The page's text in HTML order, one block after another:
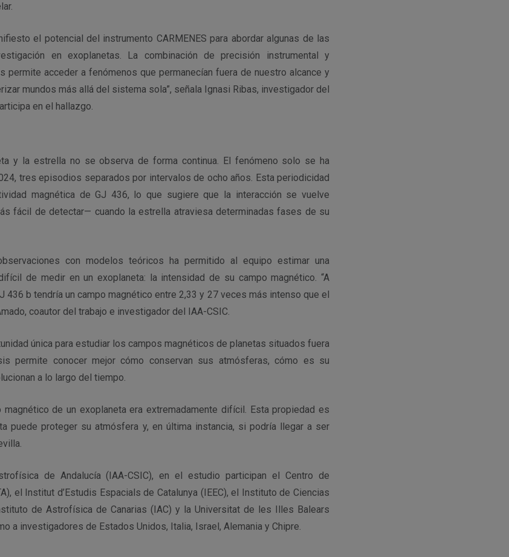
el potencial del instrumento CARMENES para abordar algunas de las
en exoplanetas. La combinación de precisión instrumental y
permite acceder a fenómenos que permanecían fuera de nuestro alcance y
mundos más allá del sistema sola”, señala Ignasi Ribas, investigador del
en el hallazgo.
y la estrella no se observa de forma continua. El fenómeno solo se ha
tres episodios separados por intervalos de ocho años. Esta periodicidad
magnética de GJ 436, lo que sugiere que la interacción se vuelve
fácil de detectar— cuando la estrella atraviesa determinadas fases de su
con modelos teóricos ha permitido al equipo estimar una
de medir en un exoplaneta: la intensidad de su campo magnético. “A
436 b tendría un campo magnético entre 2,33 y 27 veces más intenso que el
coautor del trabajo e investigador del IAA-CSIC.
única para estudiar los campos magnéticos de planetas situados fuera
permite conocer mejor cómo conservan sus atmósferas, cómo es su
a lo largo del tiempo.
magnético de un exoplaneta era extremadamente difícil. Esta propiedad es
puede proteger su atmósfera y, en última instancia, si podría llegar a ser
de Andalucía (IAA-CSIC), en el estudio participan el Centro de
el Institut d’Estudis Espacials de Catalunya (IEEC), el Instituto de Ciencias
de Astrofísica de Canarias (IAC) y la Universitat de les Illes Balears
a investigadores de Estados Unidos, Italia, Israel, Alemania y Chipre.